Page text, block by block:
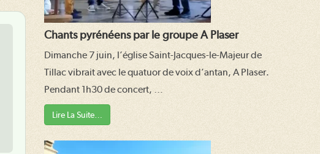
Chants pyrénéens par le groupe A Plaser
Dimanche 7 juin, l’église Saint-Jacques-le-Majeur de
Tillac vibrait avec le quatuor de voix d’antan, A Plaser.
Pendant 1h30 de concert, …
Lire La Suite…